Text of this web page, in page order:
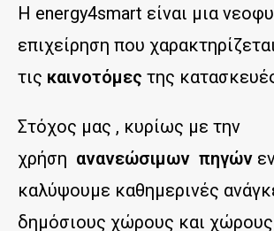
Η energy4smart είναι μια
επιχείρηση που
τις καινοτόμες της
Στόχος μας , κυρίως με την
χρήση ανανεώσιμων πηγών
καλύψουμε καθημερινές
δημόσιους χώρους και χώρους